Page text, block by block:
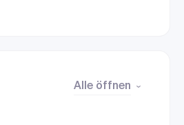
Alle öffnen